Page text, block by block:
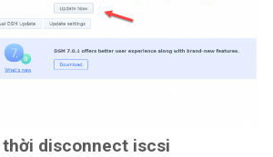
thời disconnect iscsi